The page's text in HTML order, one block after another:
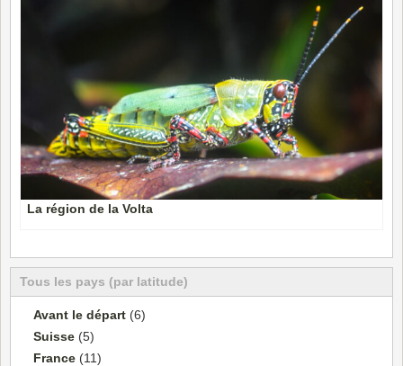
La région de la Volta
Tous les pays (par latitude)
Avant le départ (6)
Suisse (5)
France (11)